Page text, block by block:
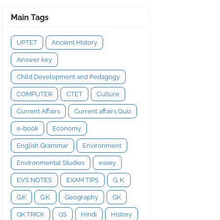
Main Tags
UPTET Ancient History
Answer key
Child Development and Pedagogy
COMPUTER CTET Culture
Current Affairs Current affairs Quiz
e-book Economy
English Grammar Environment
Environmental Studies essey
EVS NOTES EXAM TIPS G. K.
G.K G.K. Geography GK
GK TRICK GS Hindi History